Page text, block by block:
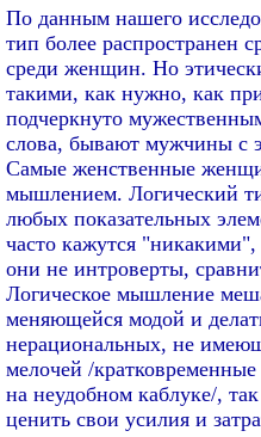
По данным нашего
тип более распространен
среди женщин. Но
такими, как нужно, как
подчеркнуто
слова, бывают мужчины с
Самые женственные
мышлением. Логический
любых показательных
часто кажутся
они не интроверты,
Логическое мышление
меняющейся модой и
нерациональных, не
мелочей /
на неудобном каблуке/,
ценить свои усилия и